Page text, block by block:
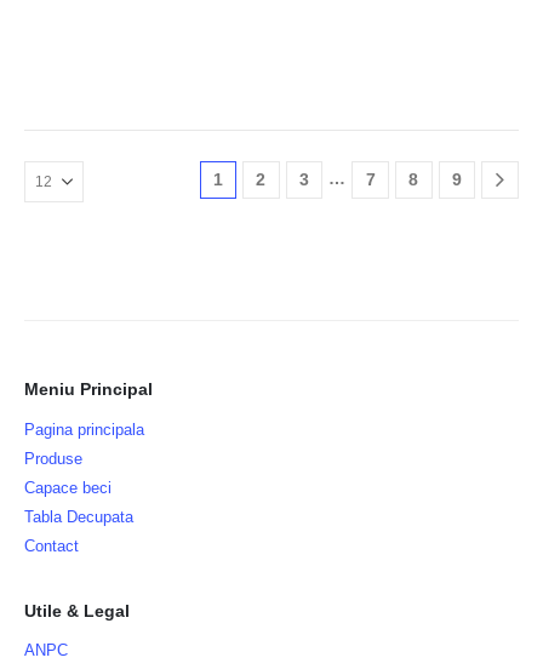
1 2 3 … 7 8 9
Meniu Principal
Pagina principala
Produse
Capace beci
Tabla Decupata
Contact
Utile & Legal
ANPC